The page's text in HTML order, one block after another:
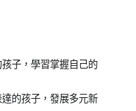
子，學習掌握自己的
的孩子，發展多元新